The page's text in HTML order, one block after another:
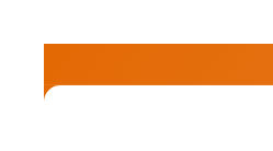
Ir
al contenido